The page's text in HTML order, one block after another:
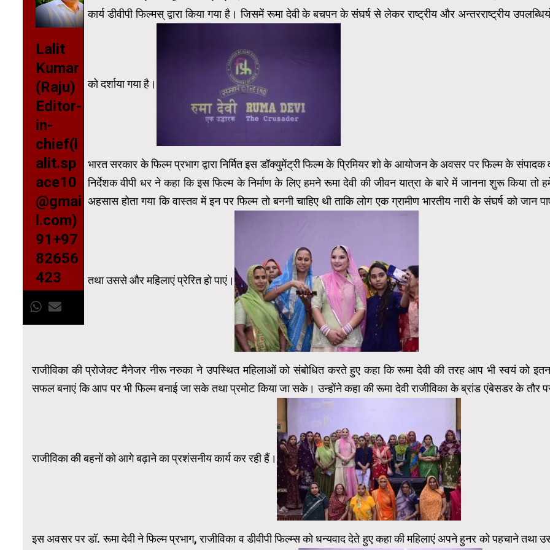
Lalit
Kumar
(Raju)
Editor-
in-
chief(l
alit.sp
ace10
@gmai
l.com)
91+97
82656
423
कार्य डीवीपी फिल्मस् द्वारा किया गया है। जिसमें रूमा देवी के बचपन के संघर्ष से लेकर राष्ट्रीय और अन्तरराष्ट्रीय
को दर्शाया गया है।
भारत सरकार के फिल्म प्रभाग द्वारा निर्मित इस डॉक्युमेंट्री फिल्म के प्रिमियर शो के आयोजन के अवसर पर फिल्म के संपादक
निर्देशक वीपी धर ने कहा कि इस फिल्म के निर्माण के लिए हमने रूमा देवी की जीवन यात्रा के बारे में जानना शुरू किया तो
अहसास होता गया कि वास्तव में इन पर फिल्म तो बननी चाहिए थी ताकि लोग एक ग्रामीण भारतीय नारी के संघर्ष को जान
तथा उससे और महिलाएं प्रेरित हो पाएं।
राजीविका की प्रोजेक्ट मैनेजर नीरू नरुका ने उपस्थित महिलाओं को संबोधित करते हुए कहा कि रूमा देवी की तरह आप भी स्वयं को
सफल बनाएं कि आप पर भी फिल्म बनाई जा सके तथा प्रमोट किया जा सके। उन्होंने कहा की रूमा देवी राजीविका के ब्रांड एंबेसडर के तौर
राजीविका की बहनों को आगे बढ़ाने का प्रशंसनीय कार्य कर रही हैं।
इस अवसर पर डॉ. रूमा देवी ने फिल्म प्रभाग, राजीविका व डीवीपी फिल्म्स को धन्यवाद देते हुए कहा की महिलाएं अपने हुनर को पहचाने तथा